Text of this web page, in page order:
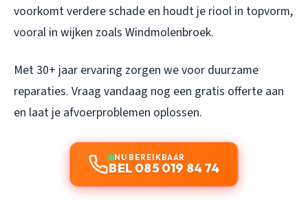
voorkomt verdere schade en houdt je riool in topvorm,
vooral in wijken zoals Windmolenbroek.
Met 30+ jaar ervaring zorgen we voor duurzame
reparaties. Vraag vandaag nog een gratis offerte aan
en laat je afvoerproblemen oplossen.
NU BEREIKBAAR
BEL 085 019 84 74